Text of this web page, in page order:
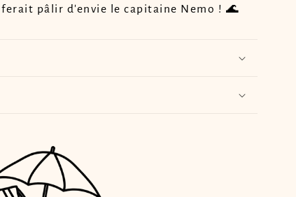
pâlir d'envie le capitaine Nemo ! 🌊